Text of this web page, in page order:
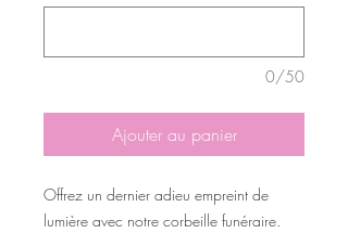
0/50
Ajouter au panier
Offrez un dernier adieu empreint de
lumière avec notre corbeille funéraire.